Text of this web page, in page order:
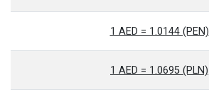
1 AED = 1.0144 (PEN)
1 AED = 1.0695 (PLN)